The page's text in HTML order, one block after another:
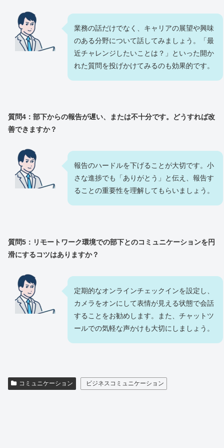
業務の話だけでなく、キャリアの展望や興味
のある分野について話してみましょう。「最
近チャレンジしたいことは？」といった開か
れた質問を投げかけてみるのも効果的です。
質問4：部下からの報告が遅い、または不十分です。どうすれば改
善できますか？
報告のハードルを下げることが大切です。小
さな進捗でも「ありがとう」と伝え、報告す
ることの重要性を理解してもらいましょう。
質問5：リモートワーク環境での部下とのコミュニケーションを円
滑にするコツはありますか？
定期的なオンラインチェックインを設定し、
カメラをオンにして表情が見える状態で会話
することをお勧めします。また、チャットツ
ールでの気軽な声かけも大切にしましょう。
コミュニケーション ビジネスコミュニケーション